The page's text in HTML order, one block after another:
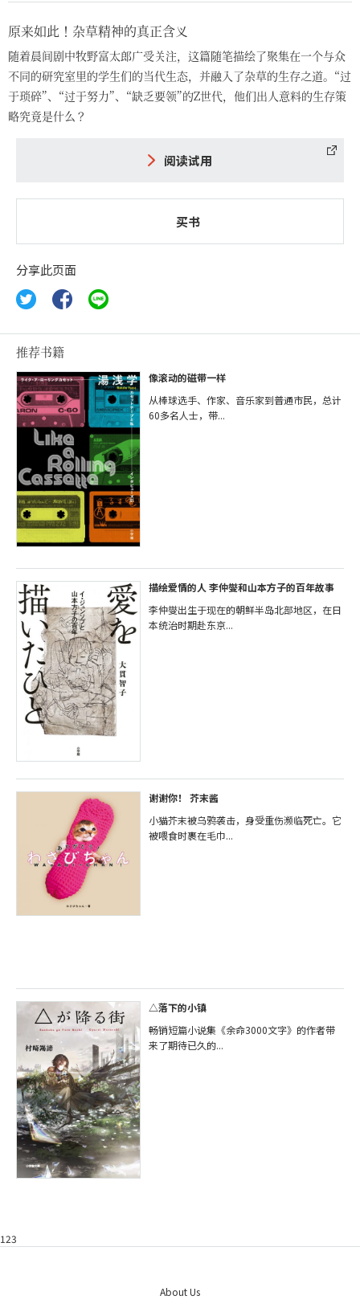
原来如此！杂草精神的真正含义
随着晨间剧中牧野富太郎广受关注，这篇随笔描绘了聚集在一个与众
不同的研究室里的学生们的当代生态，并融入了杂草的生存之道。“过
于琐碎”、“过于努力”、“缺乏要领”的Z世代，他们出人意料的生存策
略究竟是什么？
阅读试用
买书
分享此页面
推荐书籍
像滚动的磁带一样
从棒球选手、作家、音乐家到普通市民，总计
60多名人士，带...
描绘爱情的人 李仲燮和山本方子的百年故事
李仲燮出生于现在的朝鲜半岛北部地区，在日
本统治时期赴东京...
谢谢你！ 芥末酱
小猫芥末被乌鸦袭击，身受重伤濒临死亡。它
被喂食时裹在毛巾...
△落下的小镇
畅销短篇小说集《余命3000文字》的作者带
来了期待已久的...
123
About Us